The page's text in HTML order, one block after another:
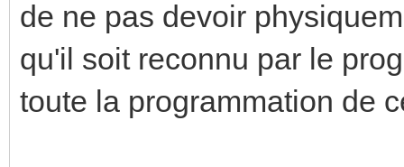
de ne pas devoir
qu'il soit reconnu par le
toute la programmation de